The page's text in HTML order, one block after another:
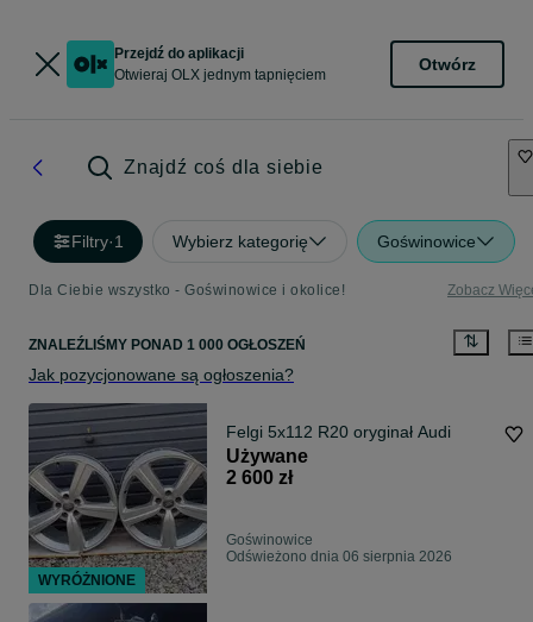
Przejdź do aplikacji
Otwieraj OLX jednym tapnięciem
Otwórz
Znajdź coś dla siebie
Filtry·1 Wybierz kategorię Goświnowice
Dla Ciebie wszystko - Goświnowice i okolice! Zobacz
ZNALEŹLIŚMY PONAD 1 000 OGŁOSZEŃ
Jak pozycjonowane są ogłoszenia?
Felgi 5x112 R20 oryginał Audi
Używane
2 600 zł
Goświnowice
Odświeżono dnia 06 sierpnia 2026
WYRÓŻNIONE